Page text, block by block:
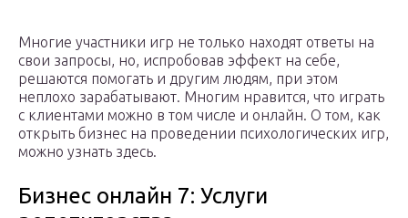
Многие участники игр не только находят ответы на
свои запросы, но, испробовав эффект на себе,
решаются помогать и другим людям, при этом
неплохо зарабатывают. Многим нравится, что играть
с клиентами можно в том числе и онлайн. О том, как
открыть бизнес на проведении психологических игр,
можно узнать здесь.
Бизнес онлайн 7: Услуги